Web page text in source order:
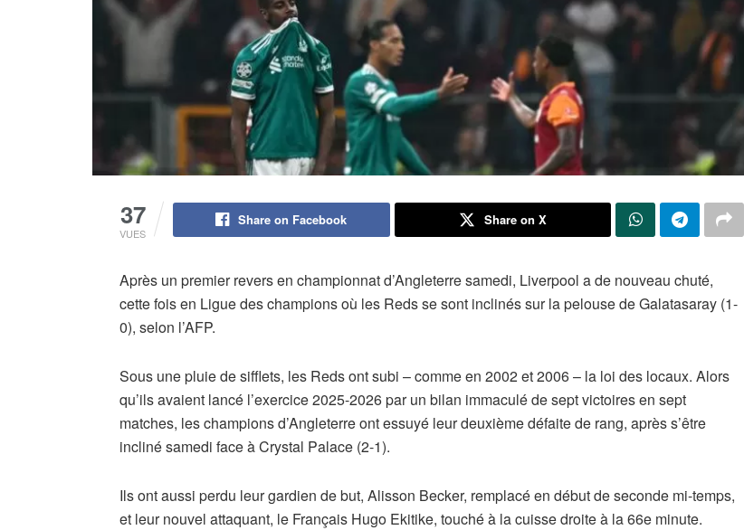
37
VUES
Share on Facebook Share on X
Après un premier revers en championnat d’Angleterre samedi, Liverpool a de nouveau chuté,
cette fois en Ligue des champions où les Reds se sont inclinés sur la pelouse de Galatasaray (1-
0), selon l’AFP.
Sous une pluie de sifflets, les Reds ont subi – comme en 2002 et 2006 – la loi des locaux. Alors
qu’ils avaient lancé l’exercice 2025-2026 par un bilan immaculé de sept victoires en sept
matches, les champions d’Angleterre ont essuyé leur deuxième défaite de rang, après s’être
incliné samedi face à Crystal Palace (2-1).
Ils ont aussi perdu leur gardien de but, Alisson Becker, remplacé en début de seconde mi-temps,
et leur nouvel attaquant, le Français Hugo Ekitike, touché à la cuisse droite à la 66e minute.